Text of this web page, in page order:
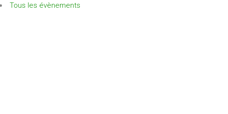
Tous les évènements